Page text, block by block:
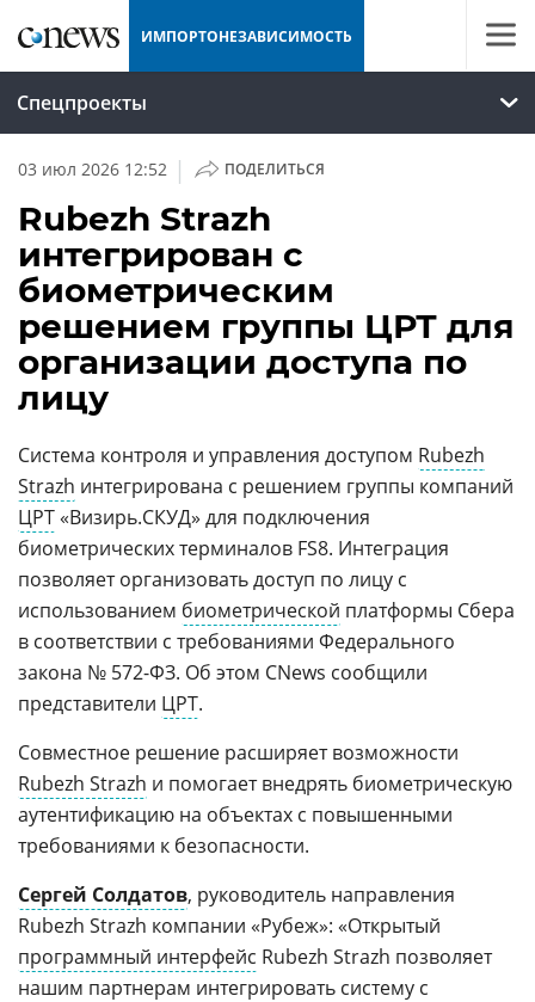
ИМПОРТОНЕЗАВИСИМОСТЬ
Спецпроекты
03 июл 2026 12:52 | ПОДЕЛИТЬСЯ
Rubezh Strazh
интегрирован с
биометрическим
решением группы ЦРТ для
организации доступа по
лицу
Система контроля и управления доступом Rubezh
Strazh интегрирована с решением группы компаний
ЦРТ «Визирь.СКУД» для подключения
биометрических терминалов FS8. Интеграция
позволяет организовать доступ по лицу с
использованием биометрической платформы Сбера
в соответствии с требованиями Федерального
закона № 572-ФЗ. Об этом CNews сообщили
представители ЦРТ.
Совместное решение расширяет возможности
Rubezh Strazh и помогает внедрять биометрическую
аутентификацию на объектах с повышенными
требованиями к безопасности.
Сергей Солдатов, руководитель направления
Rubezh Strazh компании «Рубеж»: «Открытый
программный интерфейс Rubezh Strazh позволяет
нашим партнерам интегрировать систему с